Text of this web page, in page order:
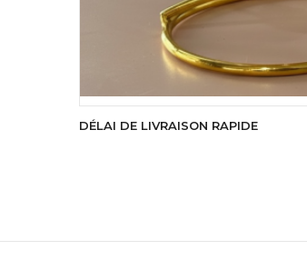
DÉLAI DE LIVRAISON RAPIDE